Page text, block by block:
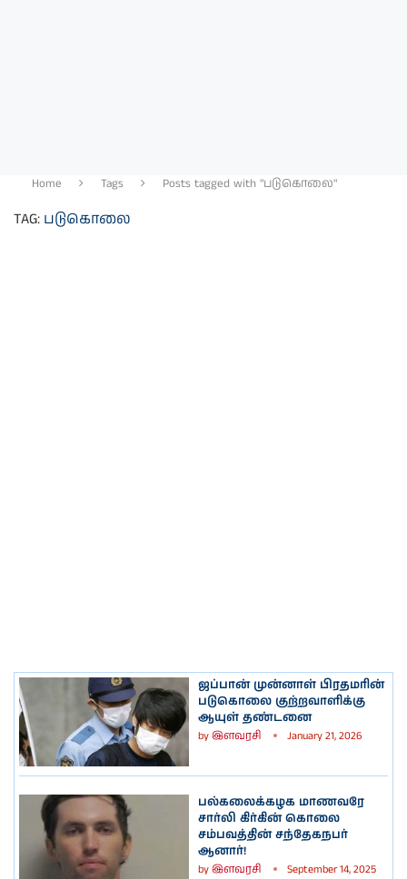
Home Tags Posts tagged with "படுகொலை"
TAG: படுகொலை
ஜப்பான் முன்னாள் பிரதமரின்
படுகொலை குற்றவாளிக்கு
ஆயுள் தண்டனை
byஇளவரசி January 21, 2026
பல்கலைக்கழக மாணவரே
சார்லி கிர்கின் கொலை
சம்பவத்தின் சந்தேகநபர்
ஆனார்!
byஇளவரசி September 14, 2025